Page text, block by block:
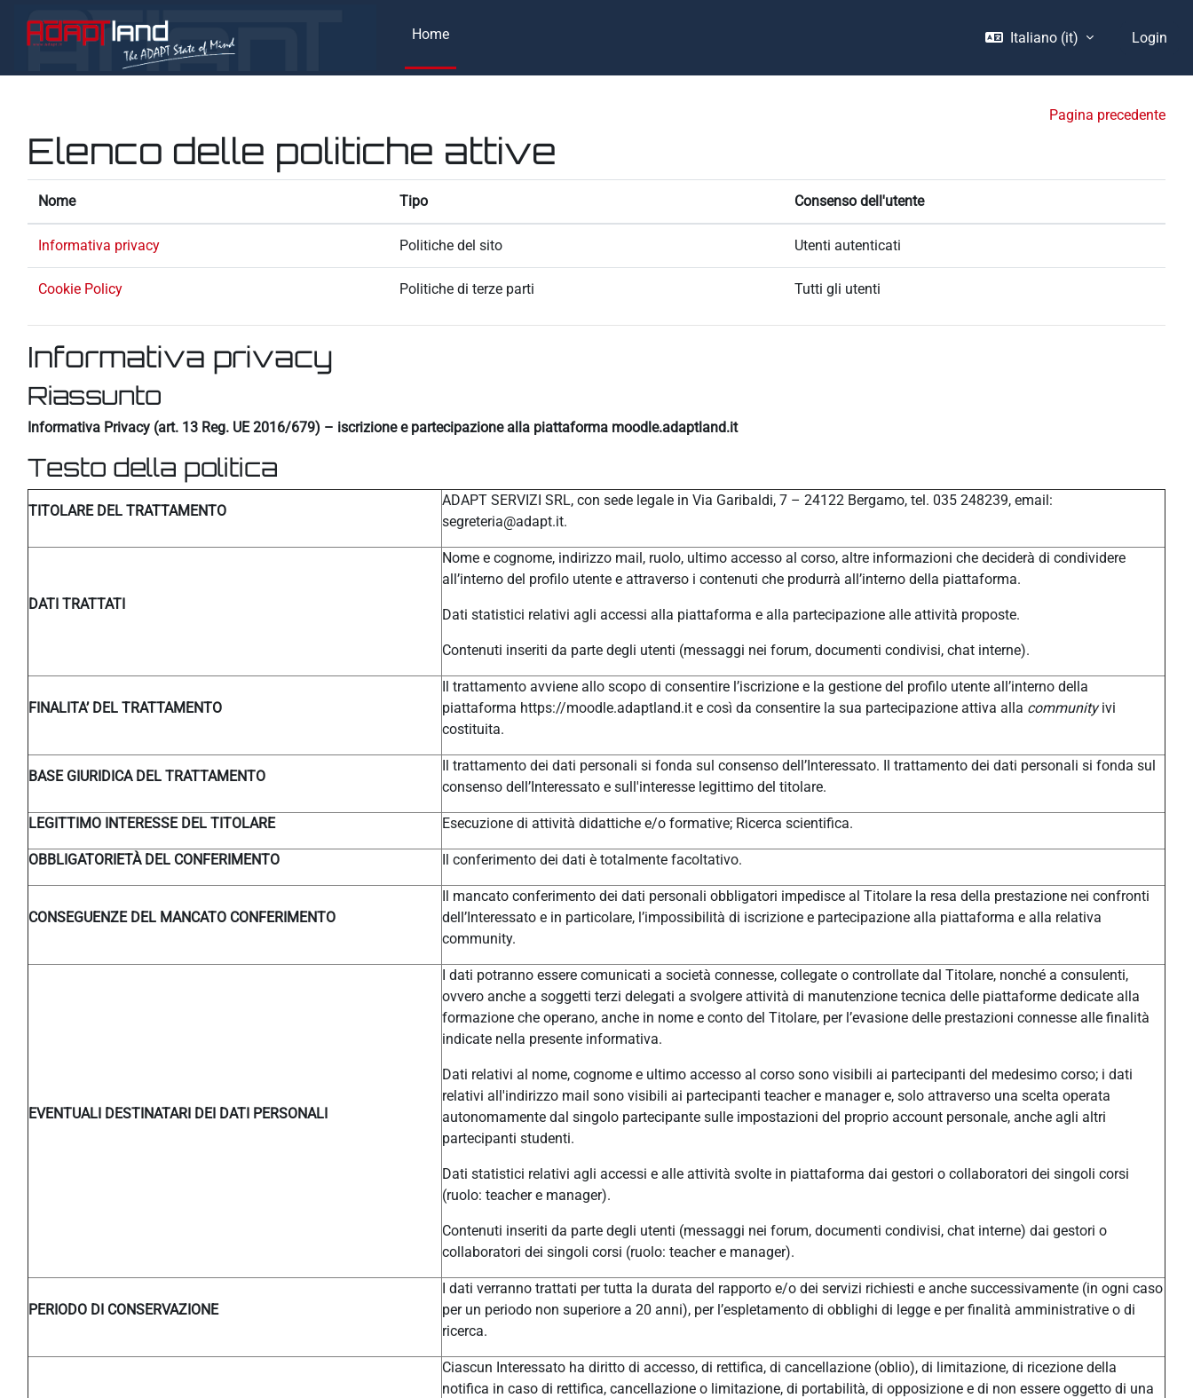
Home Italiano ‎(it)‎ Login
Pagina precedente
Elenco delle politiche attive
Nome Tipo Consenso dell'utente
Informativa privacy Politiche del sito Utenti autenticati
Cookie Policy Politiche di terze parti Tutti gli utenti
Informativa privacy
Riassunto
Informativa Privacy (art. 13 Reg. UE 2016/679) – iscrizione e partecipazione alla piattaforma moodle.adaptland.it
Testo della politica
TITOLARE DEL TRATTAMENTO
ADAPT SERVIZI SRL, con sede legale in Via Garibaldi, 7 – 24122 Bergamo, tel. 035 248239, email:
segreteria@adapt.it.
DATI TRATTATI
Nome e cognome, indirizzo mail, ruolo, ultimo accesso al corso, altre informazioni che deciderà di condividere
all’interno del profilo utente e attraverso i contenuti che produrrà all’interno della piattaforma.
Dati statistici relativi agli accessi alla piattaforma e alla partecipazione alle attività proposte.
Contenuti inseriti da parte degli utenti (messaggi nei forum, documenti condivisi, chat interne).
FINALITA’ DEL TRATTAMENTO
Il trattamento avviene allo scopo di consentire l’iscrizione e la gestione del profilo utente all’interno della
piattaforma https://moodle.adaptland.it e così da consentire la sua partecipazione attiva alla communityivi
costituita.
BASE GIURIDICA DEL TRATTAMENTO
Il trattamento dei dati personali si fonda sul consenso dell’Interessato. Il trattamento dei dati personali si fonda sul
consenso dell’Interessato e sull'interesse legittimo del titolare.
LEGITTIMO INTERESSE DEL TITOLARE Esecuzione di attività didattiche e/o formative; Ricerca scientifica.
OBBLIGATORIETÀ DEL CONFERIMENTO Il conferimento dei dati è totalmente facoltativo.
CONSEGUENZE DEL MANCATO CONFERIMENTO
Il mancato conferimento dei dati personali obbligatori impedisce al Titolare la resa della prestazione nei confronti
dell’Interessato e in particolare, l’impossibilità di iscrizione e partecipazione alla piattaforma e alla relativa
community.
EVENTUALI DESTINATARI DEI DATI PERSONALI
I dati potranno essere comunicati a società connesse, collegate o controllate dal Titolare, nonché a consulenti,
ovvero anche a soggetti terzi delegati a svolgere attività di manutenzione tecnica delle piattaforme dedicate alla
formazione che operano, anche in nome e conto del Titolare, per l’evasione delle prestazioni connesse alle finalità
indicate nella presente informativa.
Dati relativi al nome, cognome e ultimo accesso al corso sono visibili ai partecipanti del medesimo corso; i dati
relativi all'indirizzo mail sono visibili ai partecipanti teacher e manager e, solo attraverso una scelta operata
autonomamente dal singolo partecipante sulle impostazioni del proprio account personale, anche agli altri
partecipanti studenti.
Dati statistici relativi agli accessi e alle attività svolte in piattaforma dai gestori o collaboratori dei singoli corsi
(ruolo: teacher e manager).
Contenuti inseriti da parte degli utenti (messaggi nei forum, documenti condivisi, chat interne) dai gestori o
collaboratori dei singoli corsi (ruolo: teacher e manager).
PERIODO DI CONSERVAZIONE
I dati verranno trattati per tutta la durata del rapporto e/o dei servizi richiesti e anche successivamente (in ogni caso
per un periodo non superiore a 20 anni), per l’espletamento di obblighi di legge e per finalità amministrative o di
ricerca.
Ciascun Interessato ha diritto di accesso, di rettifica, di cancellazione (oblio), di limitazione, di ricezione della
notifica in caso di rettifica, cancellazione o limitazione, di portabilità, di opposizione e di non essere oggetto di una